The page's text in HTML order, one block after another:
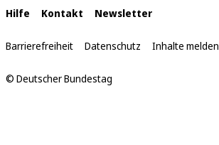
Interne
Links
Hilfe Kontakt Newsletter
Barrierefreiheit Datenschutz Inhalte melden
© Deutscher Bundestag